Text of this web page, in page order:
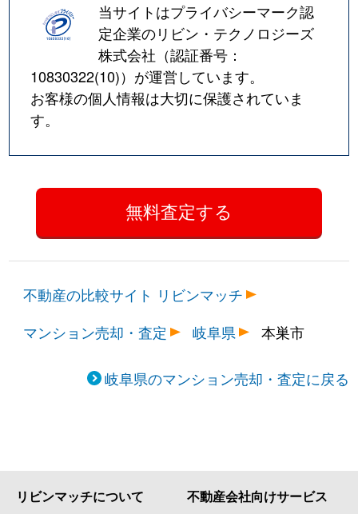
当サイトはプライバシーマーク認
定企業のリビン・テクノロジーズ
株式会社（認証番号：
10830322(10)）が運営しています。
お客様の個人情報は大切に保護されていま
す。
不動産の比較サイト リビンマッチ
マンション売却・査定
岐阜県 本巣市
岐阜県のマンション売却・査定に戻る
リビンマッチについて 不動産会社向けサービス